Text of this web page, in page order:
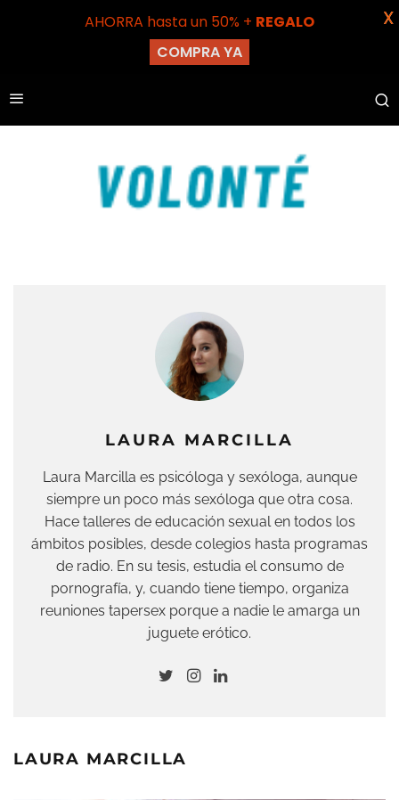
LAURA MARCILLA
Laura Marcilla es psicóloga y sexóloga, aunque
siempre un poco más sexóloga que otra cosa.
Hace talleres de educación sexual en todos los
ámbitos posibles, desde colegios hasta programas
de radio. En su tesis, estudia el consumo de
pornografía, y, cuando tiene tiempo, organiza
reuniones tapersex porque a nadie le amarga un
juguete erótico.
LAURA MARCILLA
AHORRA hasta un 50% + REGALO
COMPRA YA
X